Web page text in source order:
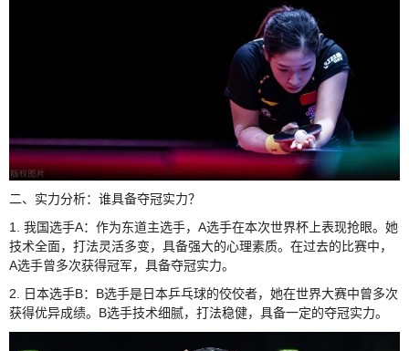
二、实力分析：谁具备夺冠实力？
1. 我国选手A：作为东道主选手，A选手在本次世界杯上表现抢眼。她
技术全面，打法灵活多变，具备强大的心理素质。在过去的比赛中，
A选手曾多次获得冠军，具备夺冠实力。
2. 日本选手B：B选手是日本乒乓球的佼佼者，她在世界大赛中曾多次
获得优异成绩。B选手技术细腻，打法稳健，具备一定的夺冠实力。